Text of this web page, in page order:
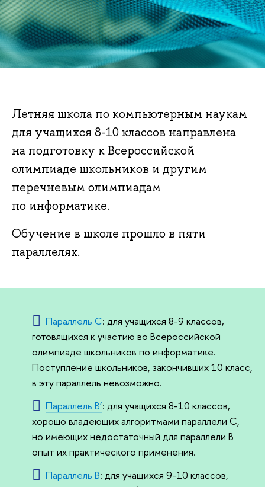
Летняя школа по компьютерным наукам
для учащихся 8-10 классов направлена
на подготовку к Всероссийской
олимпиаде школьников и другим
перечневым олимпиадам
по информатике.
Обучение в школе прошло в пяти
параллелях.
Параллель C: для учащихся 8-9 классов,
готовящихся к участию во Всероссийской
олимпиаде школьников по информатике.
Поступление школьников, закончивших 10 класс,
в эту параллель невозможно.
Параллель B’: для учащихся 8-10 классов,
хорошо владеющих алгоритмами параллели C,
но имеющих недостаточный для параллели B
опыт их практического применения.
Параллель B: для учащихся 9-10 классов,